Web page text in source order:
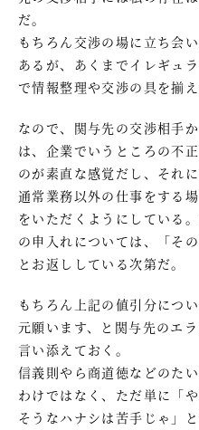
だ。
もちろん交渉の場に立ち会
あるが、あくまでイレギュ
で情報整理や交渉の具を揃
なので、関与先の交渉相手
は、企業でいうところの不
のが素直な感覚だし、それ
通常業務以外の仕事をする
をいただくようにしている
の申入れについては、「そ
とお返ししている次第だ。
もちろん上記の値引分につ
元願います、と関与先のエ
言い添えておく。
信義則やら商道徳などのた
わけではなく、ただ単に「
そうなハナシは苦手じゃ」